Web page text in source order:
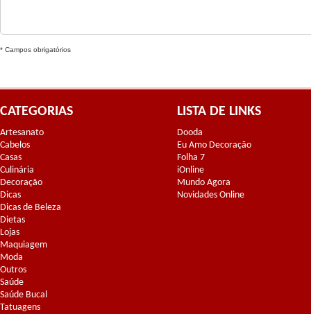
* Campos obrigatórios
CATEGORIAS
Artesanato
Cabelos
Casas
Culinária
Decoração
Dicas
Dicas de Beleza
Dietas
Lojas
Maquiagem
Moda
Outros
Saúde
Saúde Bucal
Tatuagens
LISTA DE LINKS
Dooda
Eu Amo Decoração
Folha 7
iOnline
Mundo Agora
Novidades Online